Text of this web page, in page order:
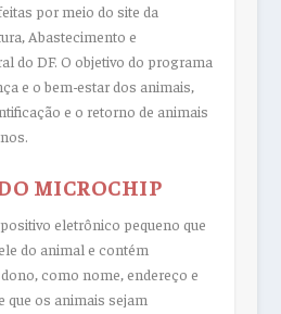
por meio do site da
Abastecimento e
do DF. O objetivo do programa
e o bem-estar dos animais,
e o retorno de animais
MICROCHIP
eletrônico pequeno que
do animal e contém
como nome, endereço e
os animais sejam